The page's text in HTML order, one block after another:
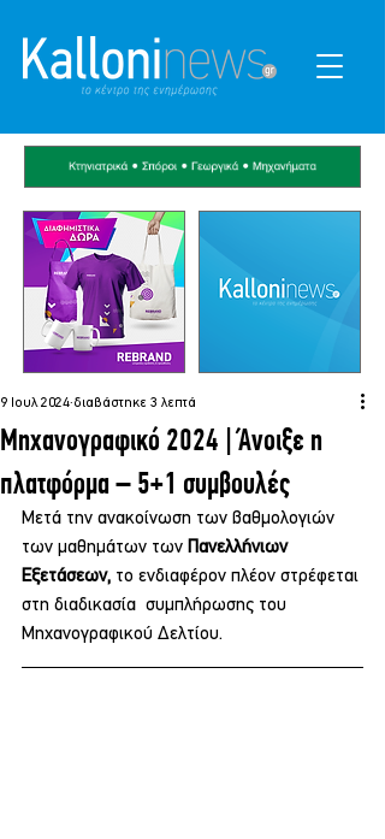
Μηχανογραφικό 2024 | Άνοιξε η
πλατφόρμα – 5+1 συμβουλές
9 Ιουλ 2024 διαβάστηκε 3 λεπτά
Μετά την ανακοίνωση των βαθμολογιών
των μαθημάτων των Πανελλήνιων
Εξετάσεων, το ενδιαφέρον πλέον στρέφεται
στη διαδικασία  συμπλήρωσης του
Μηχανογραφικού Δελτίου.